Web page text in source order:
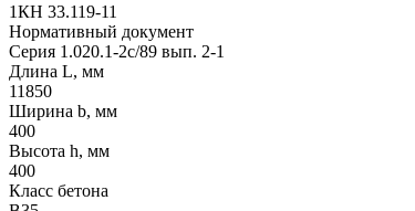
1КН 33.119-11
Нормативный документ
Серия 1.020.1-2с/89 вып. 2-1
Длина L, мм
11850
Ширина b, мм
400
Высота h, мм
400
Класс бетона